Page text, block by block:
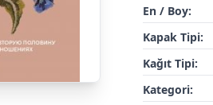
En / Boy:
Kapak Tipi:
Kağıt Tipi:
Kategori: